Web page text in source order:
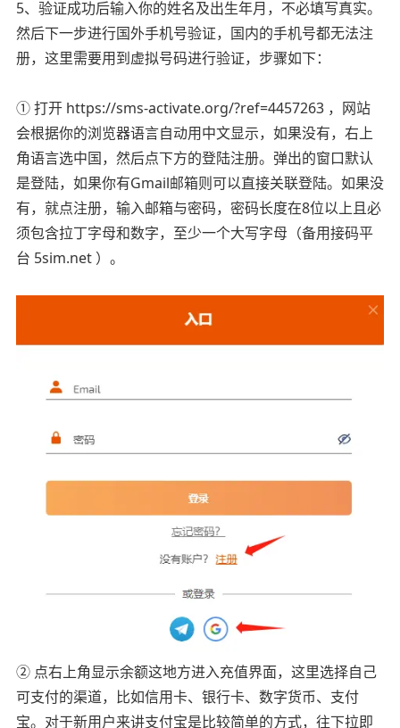
5、验证成功后输入你的姓名及出生年月，不必填写真实。
然后下一步进行国外手机号验证，国内的手机号都无法注
册，这里需要用到虚拟号码进行验证，步骤如下：
① 打开 https://sms-activate.org/?ref=4457263 ，网站
会根据你的浏览器语言自动用中文显示，如果没有，右上
角语言选中国，然后点下方的登陆注册。弹出的窗口默认
是登陆，如果你有Gmail邮箱则可以直接关联登陆。如果没
有，就点注册，输入邮箱与密码，密码长度在8位以上且必
须包含拉丁字母和数字，至少一个大写字母（备用接码平
台 5sim.net ）。
② 点右上角显示余额这地方进入充值界面，这里选择自己
可支付的渠道，比如信用卡、银行卡、数字货币、支付
宝。对于新用户来讲支付宝是比较简单的方式，往下拉即